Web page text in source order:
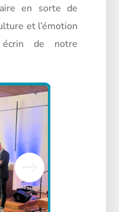
en sorte de
et l’émotion
de notre